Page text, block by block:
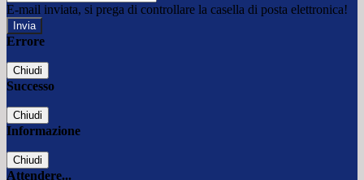
E-mail inviata, si prega di controllare la casella di posta elettronica!
Errore
Chiudi
Successo
Chiudi
Informazione
Chiudi
Attendere...